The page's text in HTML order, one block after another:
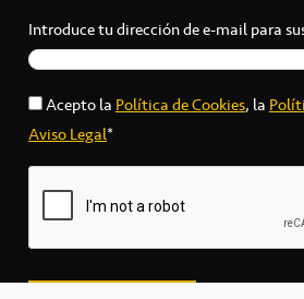
Introduce tu dirección de e-mail para
Acepto laPolítica de Cookies, la
Aviso Legal*